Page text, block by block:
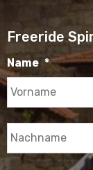
Freeride
Name *